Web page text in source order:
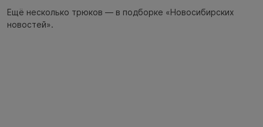
Ещё несколько трюков — в подборке «Новосибирских
новостей».